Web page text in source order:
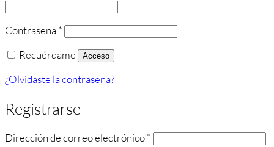
Contraseña*Obligatorio
Recuérdame
Acceso
¿Olvidaste la contraseña?
Registrarse
Dirección de correo electrónico*Obligatorio